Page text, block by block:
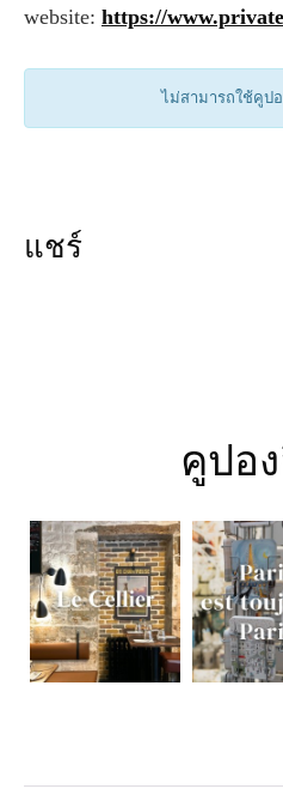
website: https://
ไม่สามารถใช้คูป
แชร์
คูปอ